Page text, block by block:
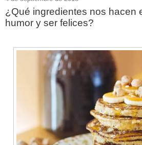
¿Qué ingredientes nos hacen
humor y ser felices?